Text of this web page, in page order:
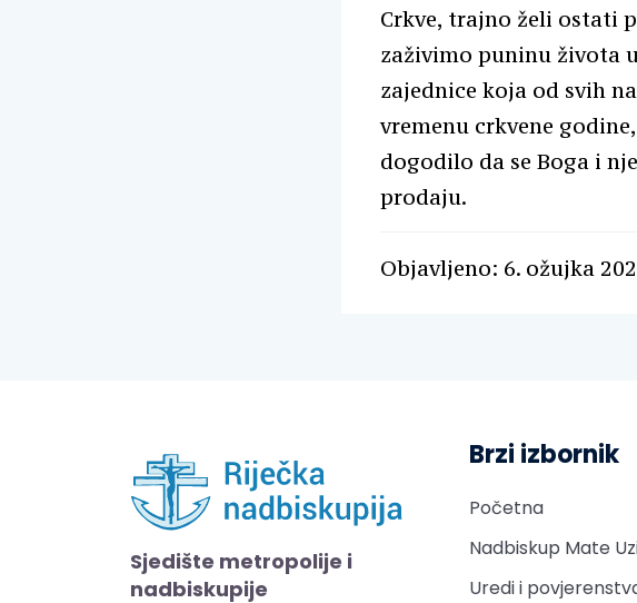
Crkve, trajno želi ostati
zaživimo puninu života
zajednice koja od svih
vremenu crkvene
dogodilo da se Boga i
prodaju.
Objavljeno: 6. ožujka
Sjedište metropolije i
nadbiskupije
Brzi izbornik
Početna
Nadbiskup Mate
Uredi i